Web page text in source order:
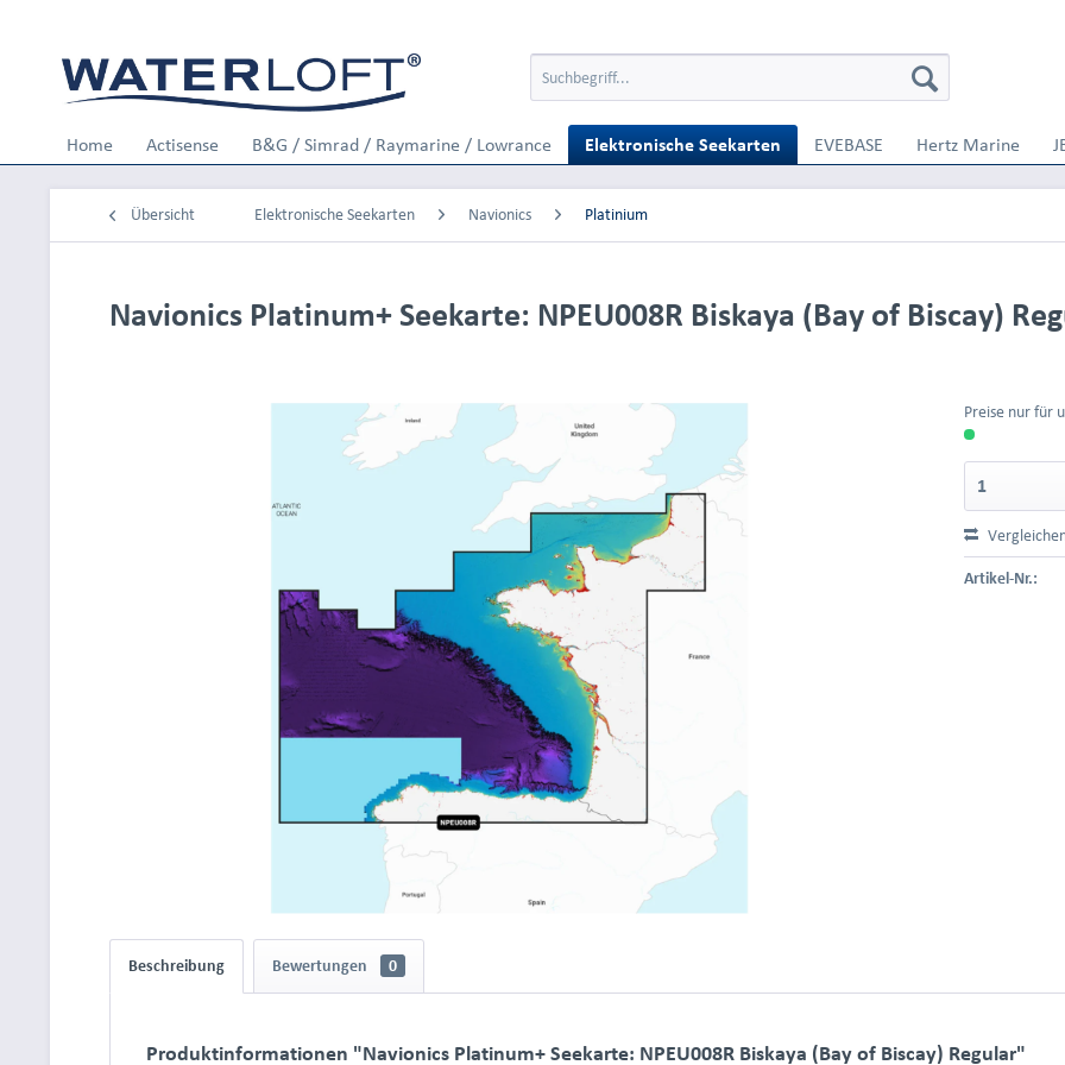
Home Actisense B&G / Simrad / Raymarine / Lowrance Elektronische Seekarten EVEBASE Hertz Marine
Übersicht Elektronische Seekarten Navionics Platinium
Navionics Platinum+ Seekarte: NPEU008R Biskaya (Bay of Biscay)
Preise nur für
Artikel-Nr.:
Beschreibung Bewertungen 0
Produktinformationen "Navionics Platinum+ Seekarte: NPEU008R Biskaya (Bay of Biscay) Regular"